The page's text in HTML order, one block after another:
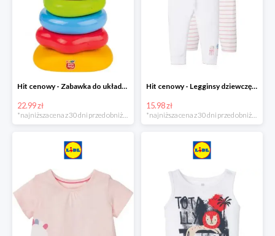
Hit cenowy - Zabawka do układania, 1 zestaw
22.99 zł
Hit cenowy - Legginsy dziewczęce, 2 pary
15.98 zł